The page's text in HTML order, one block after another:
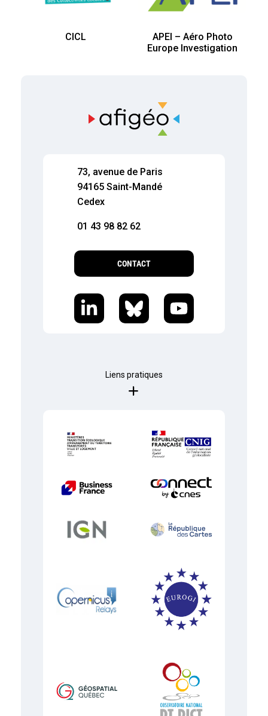
CICL
APEI – Aéro Photo
Europe Investigation
73, avenue de Paris
94165 Saint-Mandé
Cedex
01 43 98 82 62
CONTACT
Liens pratiques